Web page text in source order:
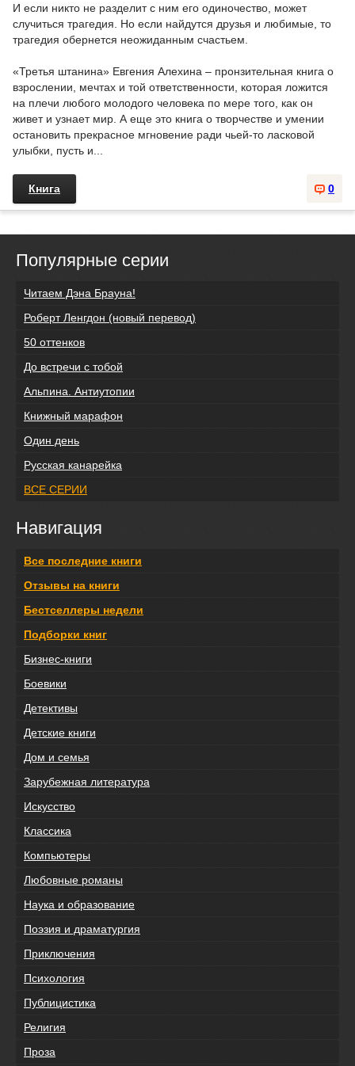
И если никто не разделит с ним его одиночество, может
случиться трагедия. Но если найдутся друзья и любимые, то
трагедия обернется неожиданным счастьем.
«Третья штанина» Евгения Алехина – пронзительная книга о
взрослении, мечтах и той ответственности, которая ложится
на плечи любого молодого человека по мере того, как он
живет и узнает мир. А еще это книга о творчестве и умении
остановить прекрасное мгновение ради чьей-то ласковой
улыбки, пусть и...
0
Книга
Популярные серии
Читаем Дэна Брауна!
Роберт Ленгдон (новый перевод)
50 оттенков
До встречи с тобой
Альпина. Антиутопии
Книжный марафон
Один день
Русская канарейка
ВСЕ СЕРИИ
Навигация
Все последние книги
Отзывы на книги
Бестселлеры недели
Подборки книг
Бизнес-книги
Боевики
Детективы
Детские книги
Дом и семья
Зарубежная литература
Искусство
Классика
Компьютеры
Любовные романы
Наука и образование
Поэзия и драматургия
Приключения
Психология
Публицистика
Религия
Проза